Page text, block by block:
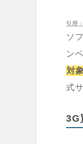
引用
ソ
ン
対
式
3G